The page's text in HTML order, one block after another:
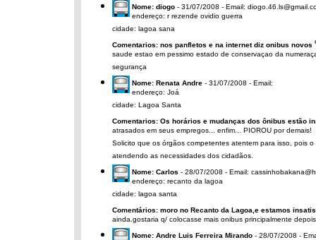
Nome: diogo - 31/07/2008 - Email:
endereço: r rezende ovidio guerra
cidade: lagoa sana
Comentarios: nos panfletos e na internet diz onibus novos
saude estao em pessimo estado de conservaçao da
segurança
Nome: Renata Andre - 31/07/2008 - Email:
endereço: Joá
cidade: Lagoa Santa
Comentarios: Os horários e mudanças dos ônibus estão
atrasados em seus empregos... enfim... PIOROU por demais!
Solicito que os órgãos competentes atentem para isso, pois
atendendo as necessidades dos cidadãos.
Nome: Carlos - 28/07/2008 - Email:
endereço: recanto da lagoa
cidade: lagoa santa
Comentários: moro no Recanto da Lagoa,e estamos
ainda.gostaria q/ colocasse mais onibus principalmente
Nome: Andre Luis Ferreira Mirando - 28/07/2008 -